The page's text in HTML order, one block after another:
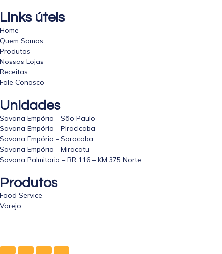
Links úteis
Home
Quem Somos
Produtos
Nossas Lojas
Receitas
Fale Conosco
Unidades
Savana Empório – São Paulo
Savana Empório – Piracicaba
Savana Empório – Sorocaba
Savana Empório – Miracatu
Savana Palmitaria – BR 116 – KM 375 Norte
Produtos
Food Service
Varejo